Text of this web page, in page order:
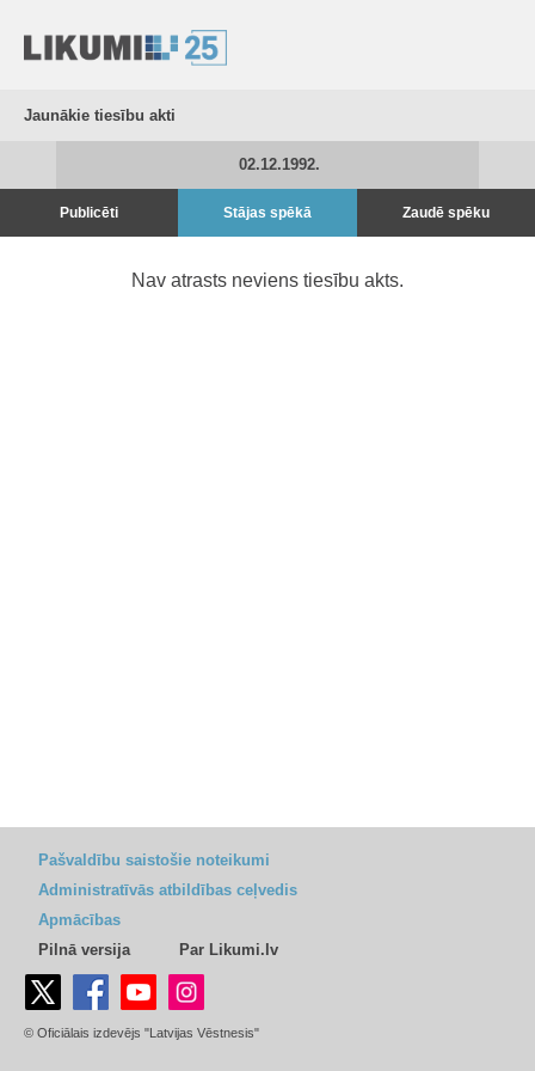
Jaunākie tiesību akti
02.12.1992.
Publicēti Stājas spēkā Zaudē spēku
Nav atrasts neviens tiesību akts.
Pašvaldību saistošie noteikumi
Administratīvās atbildības ceļvedis
Apmācības
Pilnā versija
Par Likumi.lv
© Oficiālais izdevējs "Latvijas Vēstnesis"